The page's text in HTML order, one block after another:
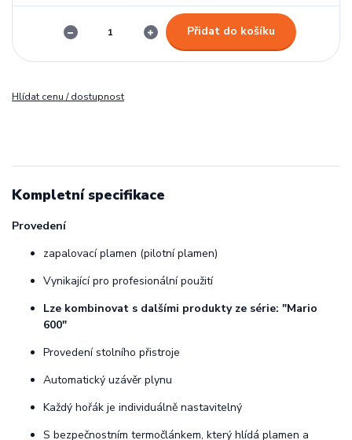
Přidat do košíku
Hlídat cenu / dostupnost
Kompletní specifikace
Provedení
zapalovací plamen (pilotní plamen)
Vynikající pro profesionální použití
Lze kombinovat s dalšími produkty ze série: "Mario
600"
Provedení stolního přistroje
Automatický uzávěr plynu
Každý hořák je individuálně nastavitelný
S bezpečnostním termočlánkem, který hlídá plamen a